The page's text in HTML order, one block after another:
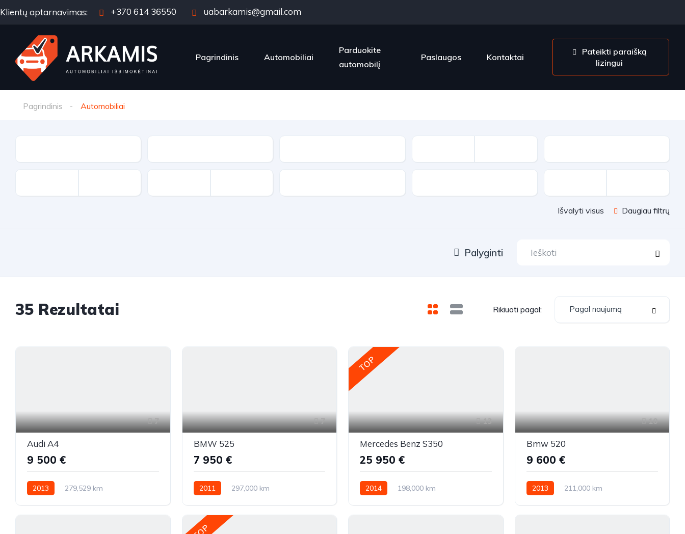
Klientų aptarnavimas: +370 614 36550 uabarkamis@gmail.com
Pagrindinis Automobiliai
Parduokite
automobilį
Paslaugos Kontaktai
Pateikti paraišką
lizingui
Pagrindinis Automobiliai
Išvalyti visus Daugiau filtrų
Palyginti
35 Rezultatai Rikiuoti pagal: Pagal naujumą
7
Audi A4
9 500 €
2013
279,529 km
7
BMW 525
7 950 €
2011
297,000 km
TOP
13
Mercedes Benz S350
25 950 €
2014
198,000 km
10
Bmw 520
9 600 €
2013
211,000 km